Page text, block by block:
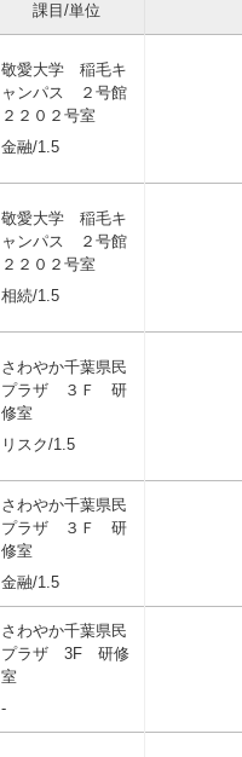
課目/単位
敬愛大学 稲毛キ
ャンパス ２号館
２２０２号室
金融/1.5
敬愛大学 稲毛キ
ャンパス ２号館
２２０２号室
相続/1.5
さわやか千葉県民
プラザ ３Ｆ 研
修室
リスク/1.5
さわやか千葉県民
プラザ ３Ｆ 研
修室
金融/1.5
さわやか千葉県民
プラザ 3F 研修
室
-